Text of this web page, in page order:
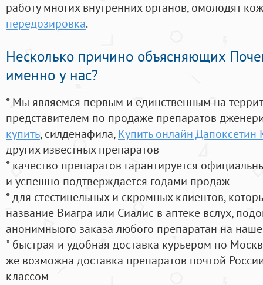
работу многих внутренних органов, омолодят
передозировка.
Несколько причино объясняющих
именно у нас?
* Мы являемся первым и единственным на
представителем по продаже препаратов
купить, силденафила, Купить онлайн Дапоксетин
других известных препаратов
* качество препаратов гарантируется
и успешно подтверждается годами продаж
* для стестинельных и скромных клиентов,
название Виагра или Сиалис в аптеке вслух,
анонимныого заказа любого препаратан на
* быстрая и удобная доставка курьером по
же возможна доставка препаратов почтой
классом